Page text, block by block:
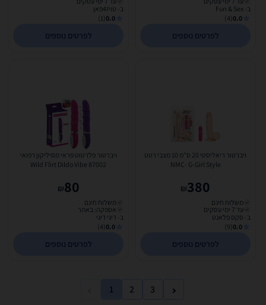
ב- Fun & Sex
0.0
(4)
לפרטים נוספים
ב- טויז4פאן
0.0
(1)
לפרטים נוספים
ויברטור ריאליסטי 20 ס"מ 10 מצבי רטט
NMC- G-Girl Style
380
₪
משלוח חינם
עד 7 ימי עסקים
ב- סקס פלאנט
0.0
(9)
לפרטים נוספים
ויברטור פלרטוט פראי מסיליקון רפואי
87002 Wild Flirt Dildo Vibe
80
₪
משלוח חינם
אספקה: באתר
ב- דיגי דיגי
0.0
(4)
לפרטים נוספים
1 2 3